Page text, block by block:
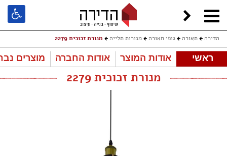
הדירה תאורה גופי תאורה מנורות תלייה מנורת זכוכית 2279
ראשי אודות המוצר אודות החברה מוצרים
מנורת זכוכית 2279